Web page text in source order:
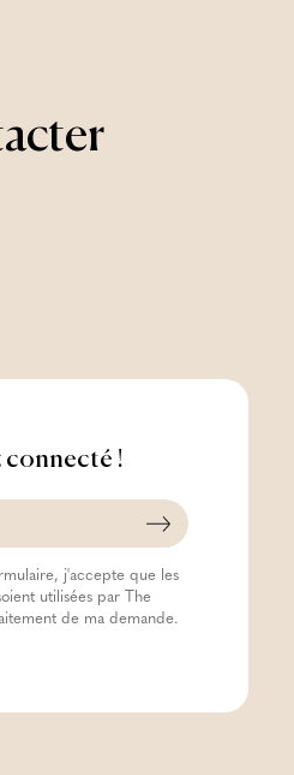
connecté !
j'accepte que les
utilisées par The
de ma demande.